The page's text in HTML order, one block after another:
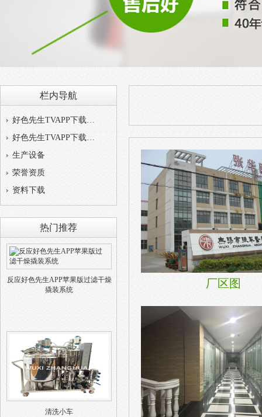
栏内导航
好色先生TVAPP下载简介
好色先生TVAPP下载相册
生产设备
荣誉资质
资料下载
热门推荐
反应好色先生APP苹果版过滤干燥
撬装系统
清洗小车
厂区图